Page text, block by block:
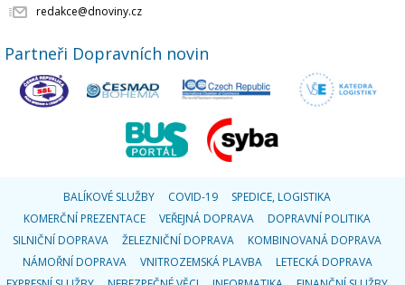
redakce@dnoviny.cz
Partneři Dopravních novin
BALÍKOVÉ SLUŽBY COVID-19
SPEDICE, LOGISTIKA
KOMERČNÍ PREZENTACE
VEŘEJNÁ DOPRAVA
DOPRAVNÍ POLITIKA
SILNIČNÍ DOPRAVA
ŽELEZNIČNÍ DOPRAVA
KOMBINOVANÁ DOPRAVA
NÁMOŘNÍ DOPRAVA
VNITROZEMSKÁ PLAVBA
LETECKÁ DOPRAVA